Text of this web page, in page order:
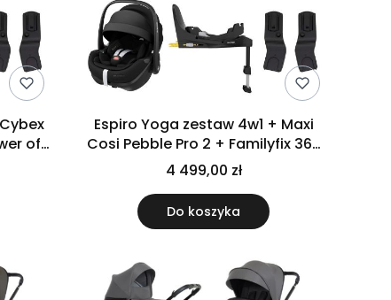
of
Espiro Yoga zestaw 4w1 + Maxi
Cosi Pebble Pro 2 + Familyfix 360
Pro | 109 Meditation Breze
4 499,00 zł
Do koszyka